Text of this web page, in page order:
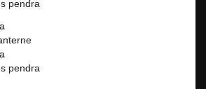
pendra
pendra